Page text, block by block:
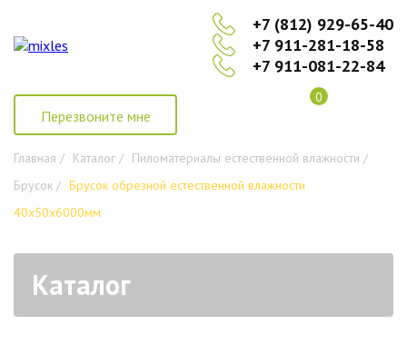
+7 (812) 929-65-40
+7 911-281-18-58
+7 911-081-22-84
Перезвоните мне
0
Главная / Каталог / Пиломатериалы естественной влажности /
Брусок / Брусок обрезной естественной влажности
40х50х6000мм
Каталог